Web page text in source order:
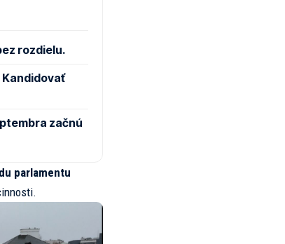
rozdielu.
Kandidovať
začnú
parlamentu